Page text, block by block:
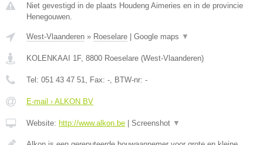
Niet gevestigd in de plaats Houdeng Aimeries en in de provincie
Henegouwen.
West-Vlaanderen » Roeselare | Google maps ▼
KOLENKAAI 1F, 8800 Roeselare (West-Vlaanderen)
Tel: 051 43 47 51 , Fax: - , BTW-nr: -
E-mail › ALKON BV
Website: http://www.alkon.be | Screenshot ▼